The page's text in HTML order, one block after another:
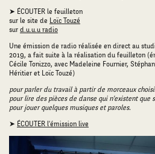
➤ ÉCOUTER le feuilleton
sur le site de Loïc Touzé
sur d.u.u.u radio
Une émission de radio réalisée en direct au
2019, a fait suite à la réalisation du feuilleton
Cécile Tonizzo, avec Madeleine Fournier,
Héritier et Loïc Touzé)
pour parler du travail à partir de morceaux
pour lire des pièces de danse qui n'existent que
pour jouer quelques musiques et paroles.
➤ ÉCOUTER l'émission live